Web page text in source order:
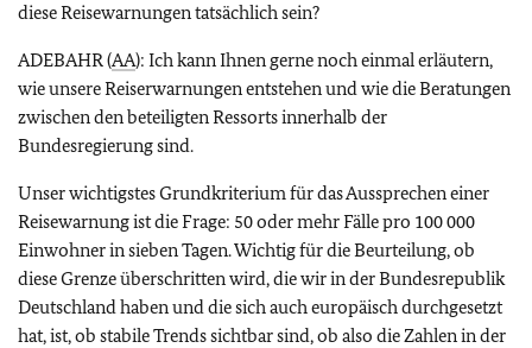
diese Reisewarnungen tatsächlich sein?
ADEBAHR (AA): Ich kann Ihnen gerne noch einmal erläutern,
wie unsere Reiserwarnungen entstehen und wie die Beratungen
zwischen den beteiligten Ressorts innerhalb der
Bundesregierung sind.
Unser wichtigstes Grundkriterium für das Aussprechen einer
Reisewarnung ist die Frage: 50 oder mehr Fälle pro 100 000
Einwohner in sieben Tagen. Wichtig für die Beurteilung, ob
diese Grenze überschritten wird, die wir in der Bundesrepublik
Deutschland haben und die sich auch europäisch durchgesetzt
hat, ist, ob stabile Trends sichtbar sind, ob also die Zahlen in der